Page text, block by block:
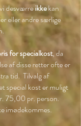
desværreikkekan
eller andre særlige
for specialkost, da
af disse retter ofte er
tid. Tilvalg af
special kost er muligt
75,00 pr. person.
imødekommes.